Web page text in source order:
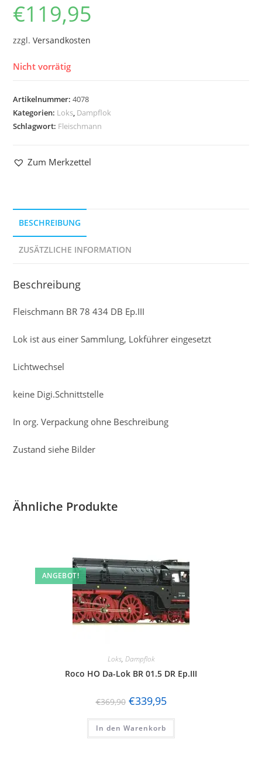
€119,95
zzgl.Versandkosten
Nicht vorrätig
Artikelnummer:4078
Kategorien: Loks, Dampflok
Schlagwort: Fleischmann
Zum Merkzettel
BESCHREIBUNG
ZUSÄTZLICHE INFORMATION
Beschreibung
Fleischmann BR 78 434 DB Ep.III
Lok ist aus einer Sammlung, Lokführer eingesetzt
Lichtwechsel
keine Digi.Schnittstelle
In org. Verpackung ohne Beschreibung
Zustand siehe Bilder
Ähnliche Produkte
ANGEBOT!
Loks, Dampflok
Roco HO Da-Lok BR 01.5 DR Ep.III
€369,90 €339,95
In den Warenkorb